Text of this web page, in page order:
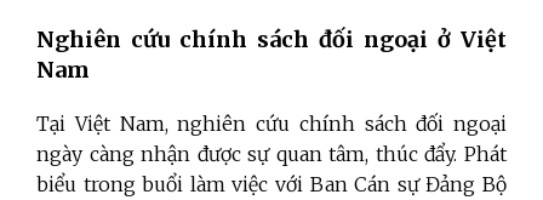
Nghiên cứu chính sách đối ngoại ở Việt
Nam
Tại Việt Nam, nghiên cứu chính sách đối ngoại
ngày càng nhận được sự quan tâm, thúc đẩy. Phát
biểu trong buổi làm việc với Ban Cán sự Đảng Bộ